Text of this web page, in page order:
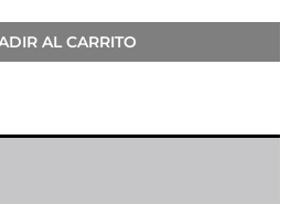
AL CARRITO